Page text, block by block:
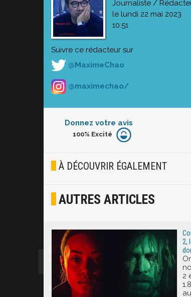
Journaliste /
le lundi 22 mai 2023
10:51
Suivre ce rédacteur sur
@MaximeChao
@maximechao/
Donnez votre avis
Furieux
Joyeux
100% Excité
À DÉCOUVRIR ÉGALEMENT
AUTRES ARTICLES
2,
2